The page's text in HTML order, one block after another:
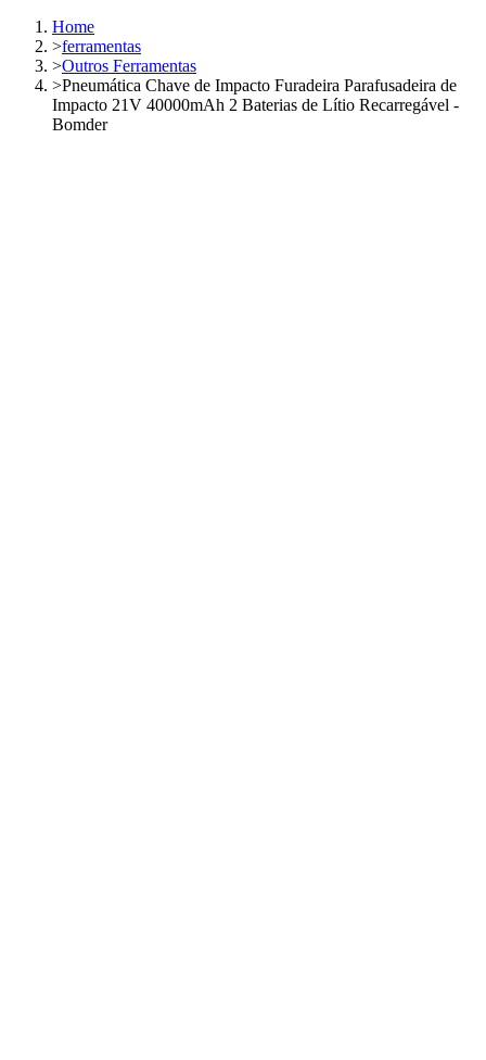
Home
>ferramentas
>Outros Ferramentas
>Pneumática Chave de Impacto Furadeira Parafusadeira de
Impacto 21V 40000mAh 2 Baterias de Lítio Recarregável -
Bomder